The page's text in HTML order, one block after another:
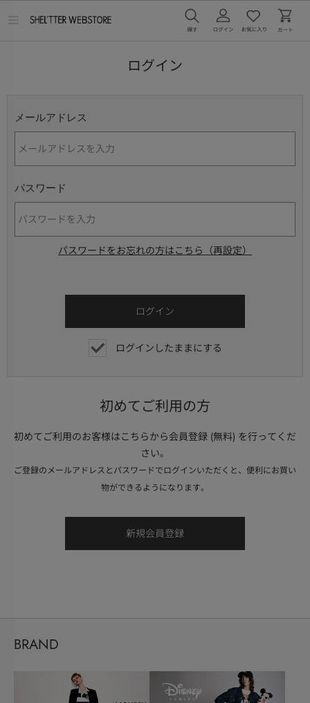
ログイン
メールアドレス
パスワード
パスワードをお忘れの方はこちら（再設定）
ログインしたままにする
初めてご利用の方
初めてご利用のお客様はこちらから会員登録 (無料) を行ってくだ
さい。
ご登録のメールアドレスとパスワードでログインいただくと、便利にお買い
物ができるようになります。
BRAND